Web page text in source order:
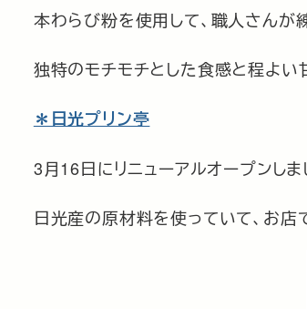
本わらび粉を使用して、職人さんが
独特のモチモチとした食感と程よい
＊日光プリン亭
3月16日にリニューアルオープンし
日光産の原材料を使っていて、お店